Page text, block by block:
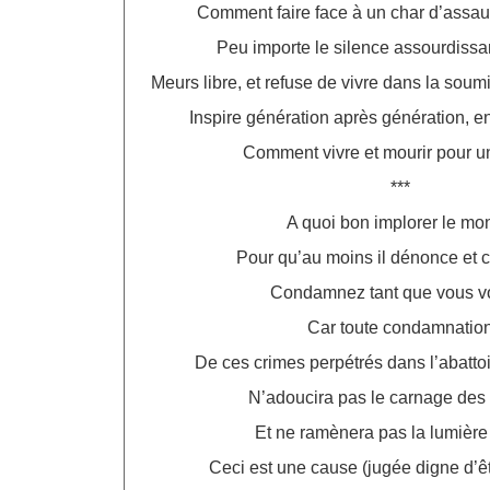
Comment faire face à un char
Peu importe le silence
Meurs libre, et refuse de vivre dans la
Inspire génération après génération,
Comment vivre et mourir pour
***
A quoi bon implorer le
Pour qu’au moins il dénonce et
Condamnez tant que vous
Car toute
De ces crimes perpétrés dans
N’adoucira pas le carnage
Et ne ramènera pas la
Ceci est une cause (jugée digne